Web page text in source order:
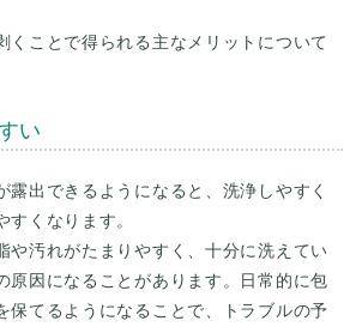
くことで得られる主なメリットについて
い
露出できるようになると、洗浄しやすく
すくなります。
や汚れがたまりやすく、十分に洗えてい
原因になることがあります。日常的に包
保てるようになることで、トラブルの予